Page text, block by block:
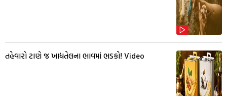
તહેવારો ટાણે જ ખાદ્યતેલના ભાવમાં ભડકો! Video